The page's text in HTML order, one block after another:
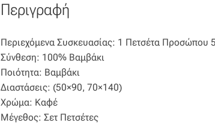
Περιγραφή
Περιεχόμενα Συσκευασίας: 1 Πετσέτα Προσώπου
Σύνθεση: 100% Βαμβάκι
Ποιότητα: Βαμβάκι
Διαστάσεις: (50×90, 70×140)
Χρώμα: Καφέ
Μέγεθος: Σετ Πετσέτες